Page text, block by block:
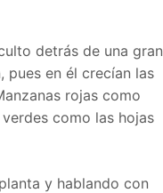
detrás de una gran
pues en él crecían las
rojas como
como las hojas
y hablando con